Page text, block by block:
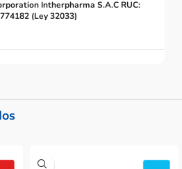
Intherpharma S.A.C RUC:
(Ley 32033)